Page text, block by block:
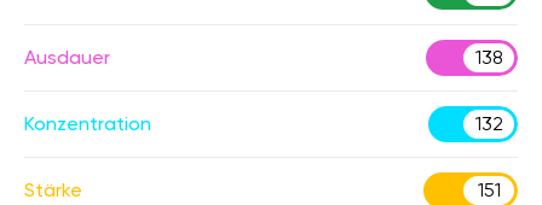
Ausdauer 138
Konzentration 132
Stärke 151